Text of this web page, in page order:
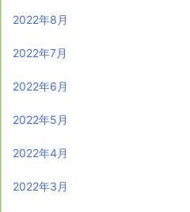
2022年8月
2022年7月
2022年6月
2022年5月
2022年4月
2022年3月